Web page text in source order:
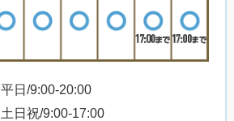
平日/9:00-20:00
土日祝/9:00-17:00